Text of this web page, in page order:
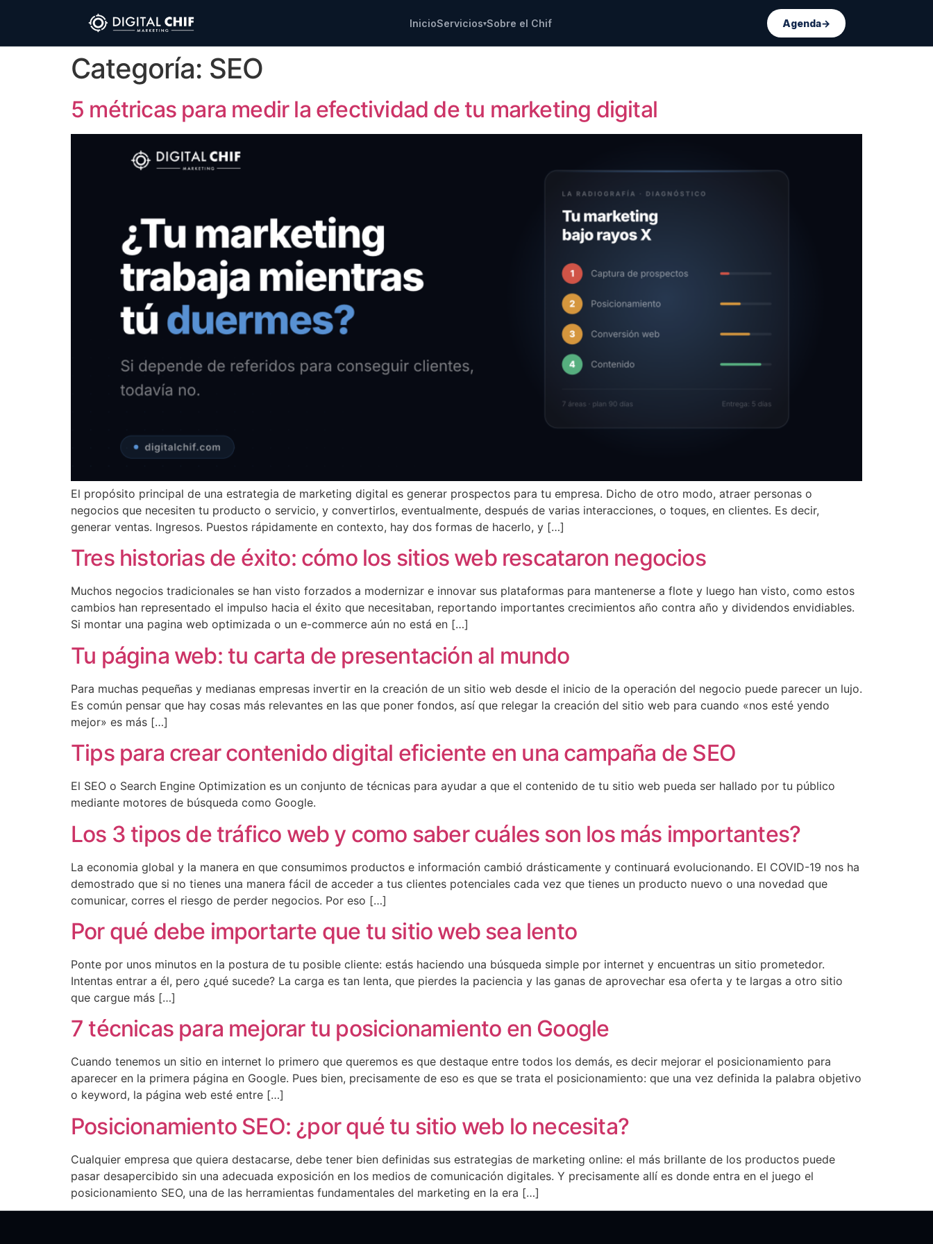
InicioServicios▾Sobre el Chif Agenda→
Categoría: SEO
5 métricas para medir la efectividad de tu marketing digital
El propósito principal de una estrategia de marketing digital es generar prospectos para tu empresa. Dicho de otro modo, atraer personas o
negocios que necesiten tu producto o servicio, y convertirlos, eventualmente, después de varias interacciones, o toques, en clientes. Es decir,
generar ventas. Ingresos. Puestos rápidamente en contexto, hay dos formas de hacerlo, y […]
Tres historias de éxito: cómo los sitios web rescataron negocios
Muchos negocios tradicionales se han visto forzados a modernizar e innovar sus plataformas para mantenerse a flote y luego han visto, como estos
cambios han representado el impulso hacia el éxito que necesitaban, reportando importantes crecimientos año contra año y dividendos envidiables.
Si montar una pagina web optimizada o un e-commerce aún no está en […]
Tu página web: tu carta de presentación al mundo
Para muchas pequeñas y medianas empresas invertir en la creación de un sitio web desde el inicio de la operación del negocio puede parecer un lujo.
Es común pensar que hay cosas más relevantes en las que poner fondos, así que relegar la creación del sitio web para cuando «nos esté yendo
mejor» es más […]
Tips para crear contenido digital eficiente en una campaña de SEO
El SEO o Search Engine Optimization es un conjunto de técnicas para ayudar a que el contenido de tu sitio web pueda ser hallado por tu público
mediante motores de búsqueda como Google.
Los 3 tipos de tráfico web y como saber cuáles son los más importantes?
La economia global y la manera en que consumimos productos e información cambió drásticamente y continuará evolucionando. El COVID-19 nos ha
demostrado que si no tienes una manera fácil de acceder a tus clientes potenciales cada vez que tienes un producto nuevo o una novedad que
comunicar, corres el riesgo de perder negocios. Por eso […]
Por qué debe importarte que tu sitio web sea lento
Ponte por unos minutos en la postura de tu posible cliente: estás haciendo una búsqueda simple por internet y encuentras un sitio prometedor.
Intentas entrar a él, pero ¿qué sucede? La carga es tan lenta, que pierdes la paciencia y las ganas de aprovechar esa oferta y te largas a otro sitio
que cargue más […]
7 técnicas para mejorar tu posicionamiento en Google
Cuando tenemos un sitio en internet lo primero que queremos es que destaque entre todos los demás, es decir mejorar el posicionamiento para
aparecer en la primera página en Google. Pues bien, precisamente de eso es que se trata el posicionamiento: que una vez definida la palabra objetivo
o keyword, la página web esté entre […]
Posicionamiento SEO: ¿por qué tu sitio web lo necesita?
Cualquier empresa que quiera destacarse, debe tener bien definidas sus estrategias de marketing online: el más brillante de los productos puede
pasar desapercibido sin una adecuada exposición en los medios de comunicación digitales. Y precisamente allí es donde entra en el juego el
posicionamiento SEO, una de las herramientas fundamentales del marketing en la era […]